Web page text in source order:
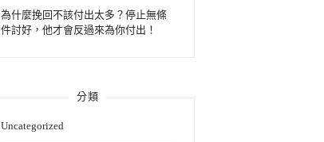
為什麼挽回不該付出太多？停止無條
件討好，他才會反過來為你付出！
分類
Uncategorized